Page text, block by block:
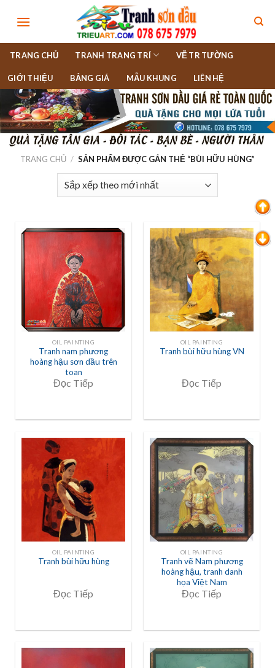
TRANG CHỦ TRANH TRANG TRÍ VẼ TR TƯỜNG
GIỚI THIỆU BẢNG GIÁ MẪU KHUNG LIÊN HỆ
TRANG CHỦ / SẢN PHẨM ĐƯỢC GẮN THẺ “BÙI HỮU HÙNG”
OIL PAINTING
Tranh nam phương
hoàng hậu sơn dầu trên
toan
Đọc Tiếp
OIL PAINTING
Tranh bùi hữu hùng VN
Đọc Tiếp
OIL PAINTING
Tranh bùi hữu hùng
Đọc Tiếp
OIL PAINTING
Tranh vẽ Nam phương
hoàng hậu, tranh danh
họa Việt Nam
Đọc Tiếp